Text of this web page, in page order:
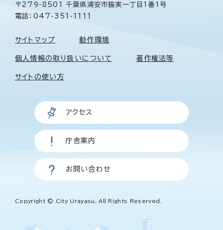
〒279-8501 千葉県浦安市猫実一丁目1番1号
電話：047-351-1111
サイトマップ 動作環境
個人情報の取り扱いについて 著作権法等
サイトの使い方
アクセス
庁舎案内
お問い合わせ
Copyright © City Urayasu, All Rights Reserved.